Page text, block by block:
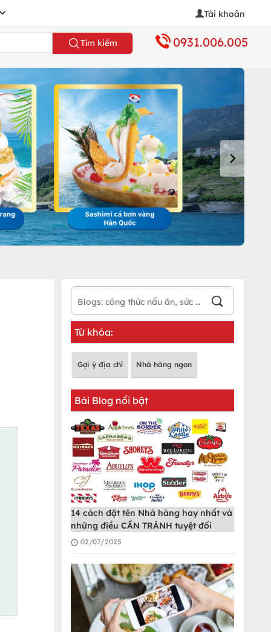
Tài khoản
Tìm kiếm 0931.006.005
Từ khóa:
Gợi ý địa chỉ Nhà hàng ngon
Bài Blog nổi bật
14 cách đặt tên Nhà hàng hay nhất và
những điều CẦN TRÁNH tuyệt đối
02/07/2025